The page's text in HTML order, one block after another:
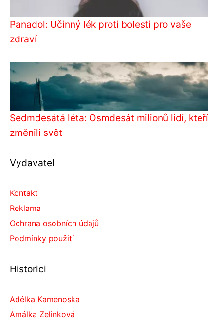
Panadol: Účinný lék proti bolesti pro vaše
zdraví
Sedmdesátá léta: Osmdesát milionů lidí, kteří
změnili svět
Vydavatel
Kontakt
Reklama
Ochrana osobních údajů
Podmínky použití
Historici
Adélka Kamenoska
Amálka Zelinková